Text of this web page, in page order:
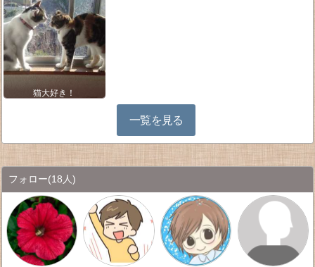
猫大好き！
一覧を見る
フォロー(18人)